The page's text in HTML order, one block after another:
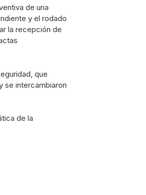
de una
y el rodado
la recepción de
que
se intercambiaron
de la